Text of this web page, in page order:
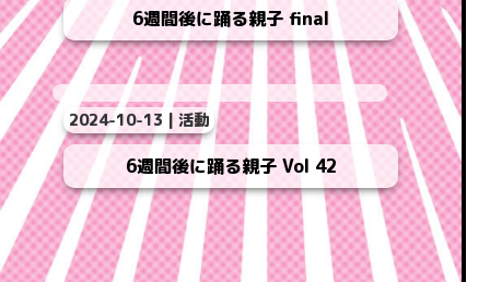
6週間後に踊る親子 final
2024-10-13 | 活動
6週間後に踊る親子 Vol 42